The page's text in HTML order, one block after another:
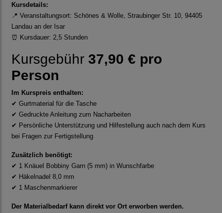
Kursdetails:
📍 Veranstaltungsort: Schönes & Wolle, Straubinger Str. 10, 94405
Landau an der Isar
⏰ Kursdauer: 2,5 Stunden
Kursgebühr 37,90 € pro
Person
Im Kurspreis enthalten:
✔ Gurtmaterial für die Tasche
✔ Gedruckte Anleitung zum Nacharbeiten
✔ Persönliche Unterstützung und Hilfestellung auch nach dem Kurs
bei Fragen zur Fertigstellung
Zusätzlich benötigt:
✔ 1 Knäuel Bobbiny Garn (5 mm) in Wunschfarbe
✔ Häkelnadel 8,0 mm
✔ 1 Maschenmarkierer
Der Materialbedarf kann direkt vor Ort erworben werden.